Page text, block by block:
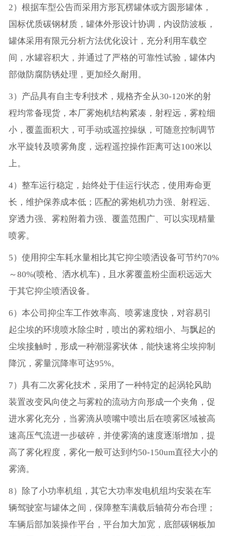
2）根据车型公告而采用方形瓦楞罐体或方圆形罐体，
国标优质碳钢材质，罐体外形设计协调，内设防波板，
罐体采用有限元分析方法优化设计，充分利用车载空
间，水罐容积大，并通过了严格的可靠性试验，罐体内
部做防腐防锈处理，更加经久耐用。
3）产品具有自主专利技术，规格齐全从30-120米的射
程均常备现货，本厂雾炮机结构紧凑，射程远，雾粒细
小，覆盖面积大，可手动或遥控操纵，可随意控制调节
水平旋转及喷雾角度，远程遥控操作距离可达100米以
上。
4）整车运行稳定，始终处于佳运行状态，使用寿命更
长，维护保养成本低；匹配的雾炮机功力强、射程远、
穿透力强、雾粒附着力强、覆盖范围广、可以实现精量
喷雾。
5）使用抑尘车耗水量相比其它抑尘喷洒设备可节约70%
～80%(喷枪、洒水机车)，且水雾覆盖粉尘面积远远大
于其它抑尘喷洒设备。
6）本公司抑尘车工作效率高、喷雾速度快，对容易引
起尘埃的环境喷水除尘时，喷出的雾粒细小、与飘起的
尘埃接触时，形成一种潮湿雾状体，能快速将尘埃抑制
降沉，雾量沉降率可达95%。
7）具有二次雾化技术，采用了一种特定的起涡轮风助
装置改变风向使之与雾粒的流动方向形成一个夹角，促
进水雾化充分，当雾滴从喷嘴中喷出后在喷雾区域被高
速高压气流进一步破碎，并使雾滴的速度逐渐增加，提
高了雾化程度，雾化一般可达到约50-150um直径大小的
雾滴。
8）除了小功率机组，其它大功率发电机组均安装在车
辆驾驶室与罐体之间，保障整车满载后轴荷分布合理；
车辆后部加装操作平台，平台加大加宽，底部碳钢板加